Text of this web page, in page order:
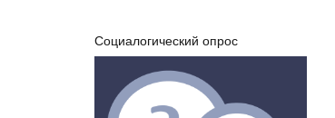
Социалогический опрос